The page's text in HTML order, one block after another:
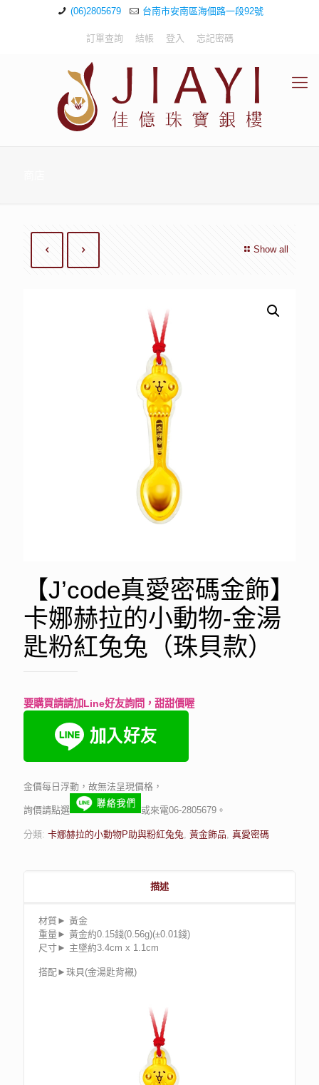
(06)2805679 台南市安南區海佃路一段92號
訂單查詢 結帳 登入 忘記密碼
Show all
【J’code真愛密碼金飾】
卡娜赫拉的小動物-金湯
匙粉紅兔兔（珠貝款）
要購買請請加Line好友詢問，甜甜價喔
金價每日浮動，故無法呈現價格，
詢價請點選 或來電06-2805679。
分類: 卡娜赫拉的小動物P助與粉紅兔兔 黃金飾品 真愛密碼
描述
材質► 黃金
重量► 黃金約0.15錢(0.56g)(±0.01錢)
尺寸► 主墜約3.4cm x 1.1cm
搭配►珠貝(金湯匙背襯)